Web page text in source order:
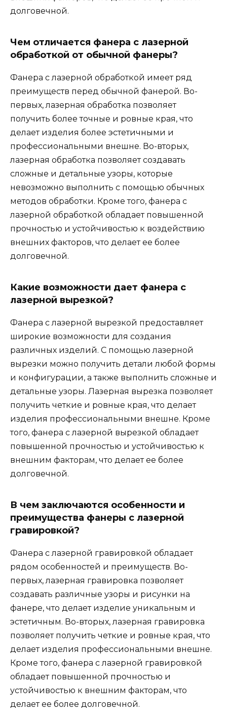
долговечной.
Чем отличается фанера с лазерной
обработкой от обычной фанеры?
Фанера с лазерной обработкой имеет ряд
преимуществ перед обычной фанерой. Во-
первых, лазерная обработка позволяет
получить более точные и ровные края, что
делает изделия более эстетичными и
профессиональными внешне. Во-вторых,
лазерная обработка позволяет создавать
сложные и детальные узоры, которые
невозможно выполнить с помощью обычных
методов обработки. Кроме того, фанера с
лазерной обработкой обладает повышенной
прочностью и устойчивостью к воздействию
внешних факторов, что делает ее более
долговечной.
Какие возможности дает фанера с
лазерной вырезкой?
Фанера с лазерной вырезкой предоставляет
широкие возможности для создания
различных изделий. С помощью лазерной
вырезки можно получить детали любой формы
и конфигурации, а также выполнить сложные и
детальные узоры. Лазерная вырезка позволяет
получить четкие и ровные края, что делает
изделия профессиональными внешне. Кроме
того, фанера с лазерной вырезкой обладает
повышенной прочностью и устойчивостью к
внешним факторам, что делает ее более
долговечной.
В чем заключаются особенности и
преимущества фанеры с лазерной
гравировкой?
Фанера с лазерной гравировкой обладает
рядом особенностей и преимуществ. Во-
первых, лазерная гравировка позволяет
создавать различные узоры и рисунки на
фанере, что делает изделие уникальным и
эстетичным. Во-вторых, лазерная гравировка
позволяет получить четкие и ровные края, что
делает изделия профессиональными внешне.
Кроме того, фанера с лазерной гравировкой
обладает повышенной прочностью и
устойчивостью к внешним факторам, что
делает ее более долговечной.